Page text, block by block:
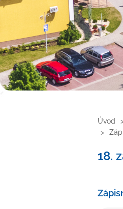
Úvod
18.